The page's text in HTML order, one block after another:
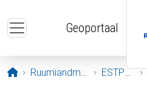
Geoportaal
Avaleht
Ruumiandmed ESTPOS